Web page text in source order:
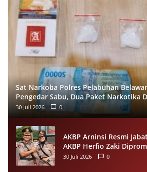
Sat Narkoba Polres Pelabuhan
Pengedar Sabu, Dua Paket Narkotika
Tersangka
30 Juli 2026 0
AKBP Arninsi Resmi
AKBP Herfio Zaki
Reskrimsus Polda Banten
30 Juli 2026 0